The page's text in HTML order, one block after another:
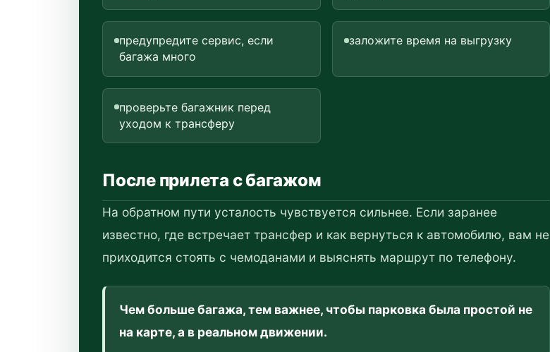
предупредите сервис, если
багажа много
заложите время на выгрузку
проверьте багажник перед
уходом к трансферу
После прилета с багажом
На обратном пути усталость чувствуется сильнее. Если заранее
известно, где встречает трансфер и как вернуться к автомобилю, вам не
приходится стоять с чемоданами и выяснять маршрут по телефону.
Чем больше багажа, тем важнее, чтобы парковка была простой не
на карте, а в реальном движении.